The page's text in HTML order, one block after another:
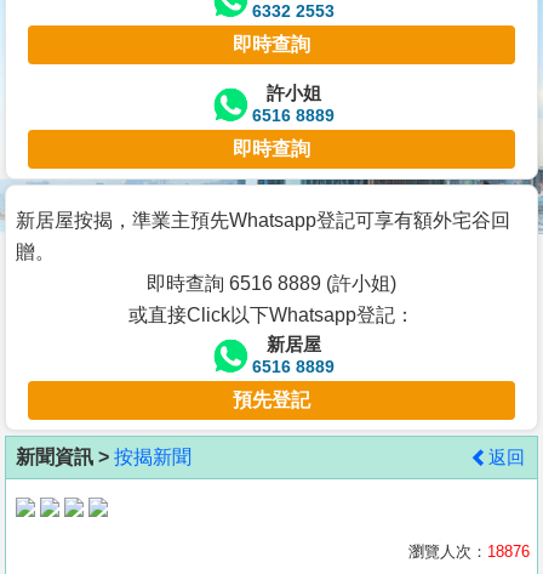
業
主
宅
谷
按
客
地
產
6332 2553
即時查詢
許小姐
6516 8889
即時查詢
新居屋按揭，準業主預先Whatsapp登記可享有額外宅谷回
贈。
即時查詢 6516 8889 (許小姐)
或直接Click以下Whatsapp登記：
新居屋
6516 8889
預先登記
新聞資訊 > 按揭新聞 返回
瀏覽人次： 18876